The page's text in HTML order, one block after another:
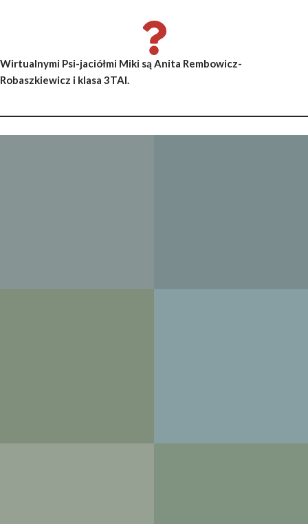
Wirtualnymi Psi-jaciółmi Miki są Anita Rembowicz-
Robaszkiewicz i klasa 3TAI.